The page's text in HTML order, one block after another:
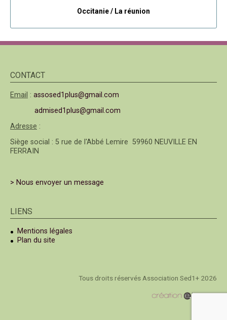
Occitanie / La réunion
CONTACT
Email : assosed1plus@gmail.com
admised1plus@gmail.com
Adresse :
Siège social : 5 rue de l'Abbé Lemire 59960 NEUVILLE EN
FERRAIN
> Nous envoyer un message
LIENS
Mentions légales
Plan du site
Tous droits réservés Association Sed1+ 2026